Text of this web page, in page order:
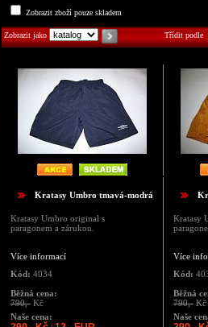
Zobrazit zboží pouze skladem
Zobrazit jako Třídit podle
Kratasy Umbro tmavá-modrá
Kratasy Umbro original s
paragonem a zárukou.
Více informací
Kód: 4034
Běžná cena:
790,- Kč
Naše cena:
Kratasy
Více
Kód:
Běžná
790,- Kč
Naše